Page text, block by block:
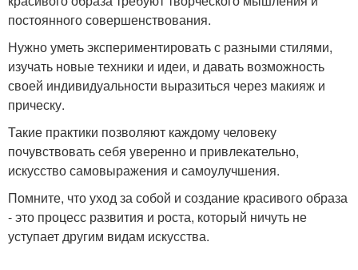
постоянного совершенствования.
Нужно уметь экспериментировать с разными стилями,
изучать новые техники и идеи, и давать возможность
своей индивидуальности выразиться через макияж и
прическу.
Такие практики позволяют каждому человеку
почувствовать себя уверенно и привлекательно,
искусство самовыражения и самоулучшения.
Помните, что уход за собой и создание красивого образа
- это процесс развития и роста, который ничуть не
уступает другим видам искусства.